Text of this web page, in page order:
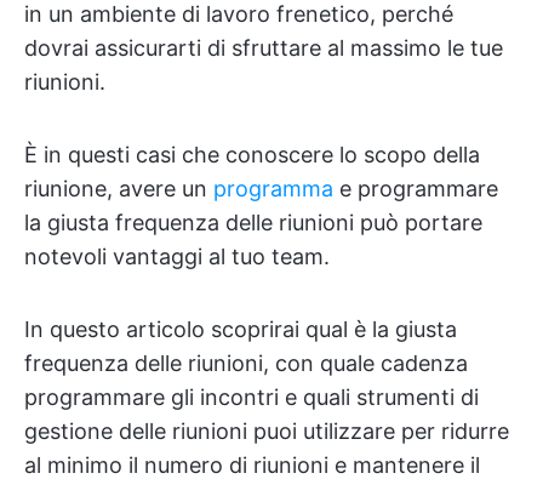
in un ambiente di lavoro frenetico, perché
dovrai assicurarti di sfruttare al massimo le tue
riunioni.
È in questi casi che conoscere lo scopo della
riunione, avere un programma e programmare
la giusta frequenza delle riunioni può portare
notevoli vantaggi al tuo team.
In questo articolo scoprirai qual è la giusta
frequenza delle riunioni, con quale cadenza
programmare gli incontri e quali strumenti di
gestione delle riunioni puoi utilizzare per ridurre
al minimo il numero di riunioni e mantenere il